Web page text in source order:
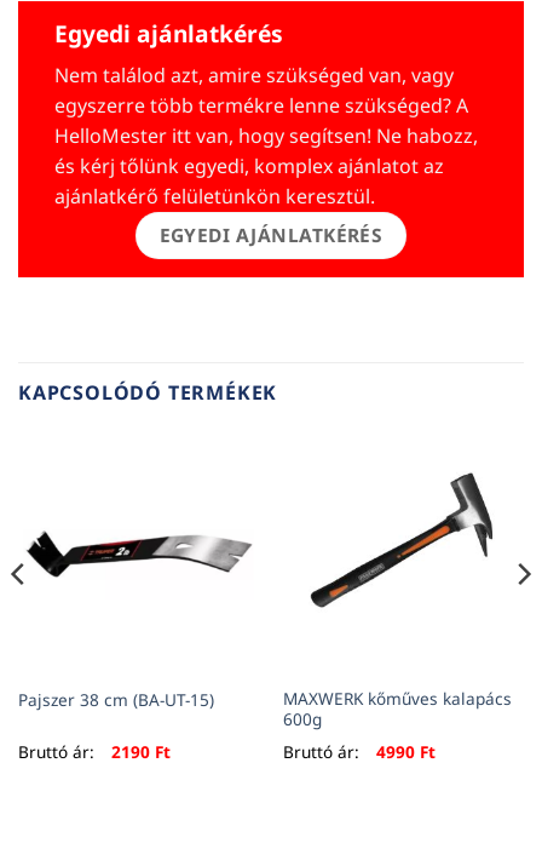
Egyedi ajánlatkérés
Nem találod azt, amire szükséged van, vagy
egyszerre több termékre lenne szükséged? A
HelloMester itt van, hogy segítsen! Ne habozz,
és kérj tőlünk egyedi, komplex ajánlatot az
ajánlatkérő felületünkön keresztül.
EGYEDI AJÁNLATKÉRÉS
KAPCSOLÓDÓ TERMÉKEK
Pajszer 38 cm (BA-UT-15)
Bruttó ár: 2190 Ft
MAXWERK kőműves kalapács
600g
Bruttó ár:
4990 Ft